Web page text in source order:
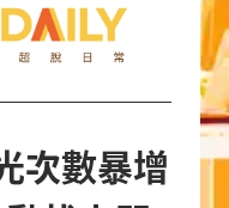
次數暴增